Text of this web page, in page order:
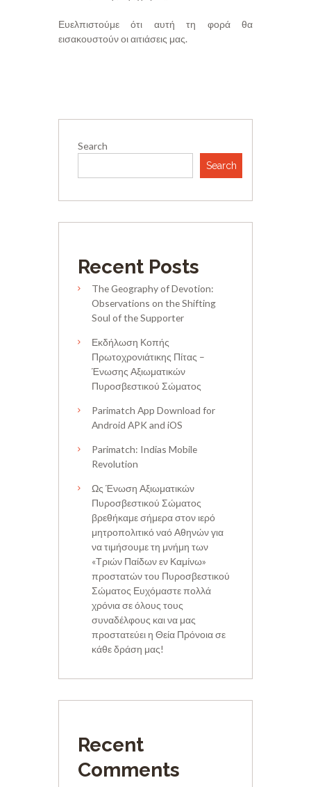
Ευελπιστούμε ότι αυτή τη φορά θα
εισακουστούν οι αιτιάσεις μας.
Search
Search
Recent Posts
The Geography of Devotion:
Observations on the Shifting
Soul of the Supporter
Εκδήλωση Κοπής
Πρωτοχρονιάτικης Πίτας –
Ένωσης Αξιωματικών
Πυροσβεστικού Σώματος
Parimatch App Download for
Android APK and iOS
Parimatch: Indias Mobile
Revolution
Ως Ένωση Αξιωματικών
Πυροσβεστικού Σώματος
βρεθήκαμε σήμερα στον ιερό
μητροπολιτικό ναό Αθηνών για
να τιμήσουμε τη μνήμη των
«Τριών Παίδων εν Καμίνω»
προστατών του Πυροσβεστικού
Σώματος Ευχόμαστε πολλά
χρόνια σε όλους τους
συναδέλφους και να μας
προστατεύει η Θεία Πρόνοια σε
κάθε δράση μας!
Recent
Comments